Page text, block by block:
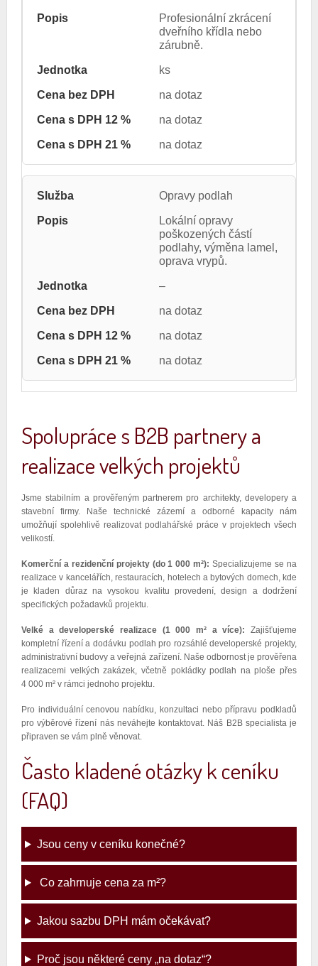
Profesionální zkrácení
dveřního křídla nebo
zárubně.
ks
na dotaz
na dotaz
na dotaz
Opravy podlah
Lokální opravy
poškozených částí
podlahy, výměna lamel,
oprava vrypů.
–
na dotaz
na dotaz
na dotaz
Spolupráce s B2B partnery a
realizace velkých projektů
Jsme stabilním a prověřeným partnerem pro architekty, developery a
stavební firmy. Naše technické zázemí a odborné kapacity nám
umožňují spolehlivě realizovat podlahářské práce v projektech všech
velikostí.
Komerční a rezidenční projekty (do 1 000 m²): Specializujeme se na
realizace v kancelářích, restauracích, hotelech a bytových domech, kde
je kladen důraz na vysokou kvalitu provedení, design a dodržení
specifických požadavků projektu.
Velké a developerské realizace (1 000 m² a více): Zajišťujeme
kompletní řízení a dodávku podlah pro rozsáhlé developerské projekty,
administrativní budovy a veřejná zařízení. Naše odbornost je prověřena
realizacemi velkých zakázek, včetně pokládky podlah na ploše přes
4 000 m² v rámci jednoho projektu.
Pro individuální cenovou nabídku, konzultaci nebo přípravu podkladů
pro výběrové řízení nás neváhejte kontaktovat. Náš B2B specialista je
připraven se vám plně věnovat.
Často kladené otázky k ceníku
(FAQ)
Jsou ceny v ceníku konečné?
Co zahrnuje cena za m²?
Jakou sazbu DPH mám očekávat?
Proč jsou některé ceny „na dotaz“?